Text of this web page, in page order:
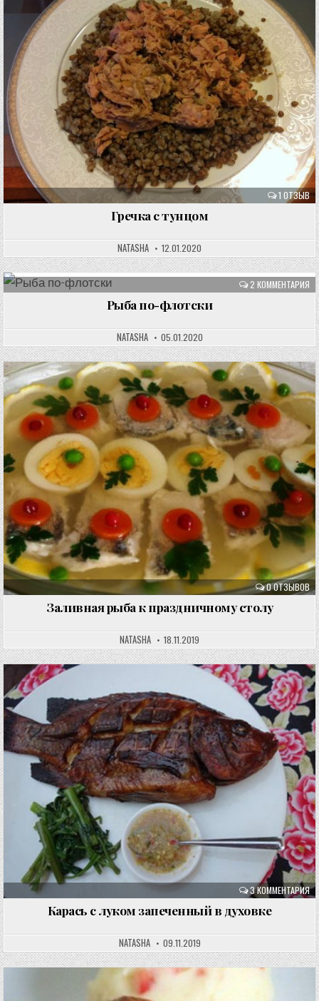
1 ОТЗЫВ
Гречка с тунцом
NATASHA 12.01.2020
2 КОММЕНТАРИЯ
Рыба по-флотски
NATASHA 05.01.2020
0 ОТЗЫВОВ
Заливная рыба к праздничному столу
NATASHA 18.11.2019
3 КОММЕНТАРИЯ
Карась с луком запеченный в духовке
NATASHA 09.11.2019